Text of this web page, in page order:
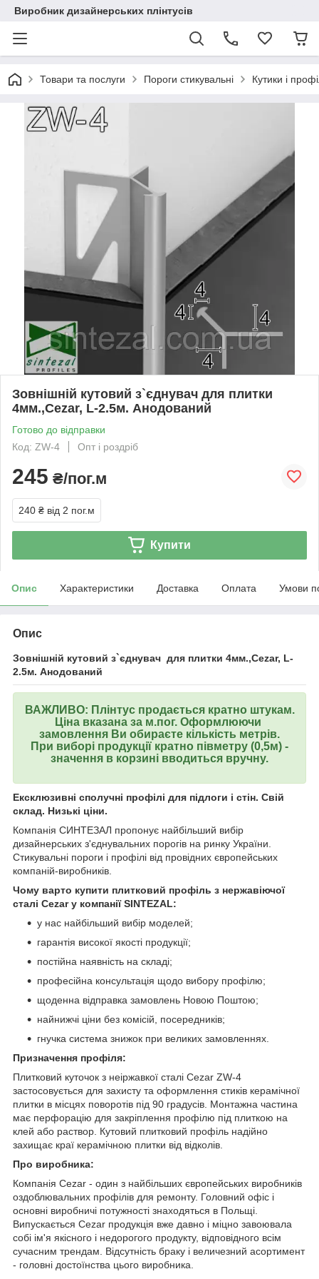
Виробник дизайнерських плінтусів
Товари та послуги Пороги стикувальні Кутики і
Зовнішній кутовий з`єднувач для плитки
4мм.,Cezar, L-2.5м. Анодований
Готово до відправки
Код: ZW-4
Опт і роздріб
245 ₴/пог.м
240 ₴ від 2 пог.м
Купити
Опис Характеристики Доставка Оплата Умови
Опис
Зовнішній кутовий з`єднувач для плитки 4мм.,Cezar, L-
2.5м. Анодований
ВАЖЛИВО: Плінтус продається кратно штукам.
Ціна вказана за м.пог. Оформлюючи
замовлення Ви обираєте кількість метрів.
При виборі продукції кратно півметру (0,5м) -
значення в корзині вводиться вручну.
Ексклюзивні сполучні профілі для підлоги і стін. Свій
склад. Низькі ціни.
Компанія СИНТЕЗАЛ пропонує найбільший вибір
дизайнерських з'єднувальних порогів на ринку України.
Стикувальні пороги і профілі від провідних європейських
компаній-виробників.
Чому варто купити плитковий профіль з нержавіючої
сталі Cezar у компанії SINTEZAL:
у нас найбільший вибір моделей;
гарантія високої якості продукції;
постійна наявність на складі;
професійна консультація щодо вибору профілю;
щоденна відправка замовлень Новою Поштою;
найнижчі ціни без комісій, посередників;
гнучка система знижок при великих замовленнях.
Призначення профіля:
Плитковий куточок з неіржавкої сталі Cezar ZW-4
застосовується для захисту та оформлення стиків керамічної
плитки в місцях поворотів під 90 градусів. Монтажна частина
має перфорацію для закріплення профілю під плиткою на
клей або раствор. Кутовий плитковий профіль надійно
захищає краї керамічною плитки від відколів.
Про виробника:
Компанія Cezar - один з найбільших європейських виробників
оздоблювальних профілів для ремонту. Головний офіс і
основні виробничі потужності знаходяться в Польщі.
Випускається Cezar продукція вже давно і міцно завоювала
собі ім'я якісного і недорогого продукту, відповідного всім
сучасним трендам. Відсутність браку і величезний асортимент
- головні достоїнства цього виробника.